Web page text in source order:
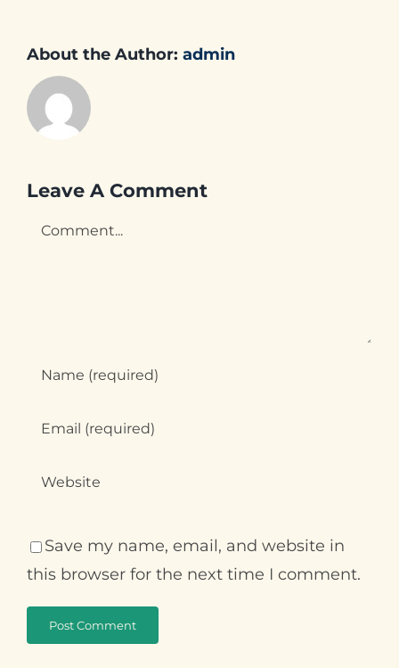
About the Author: admin
Leave A Comment
Comment
Save my name, email, and website in
this browser for the next time I comment.